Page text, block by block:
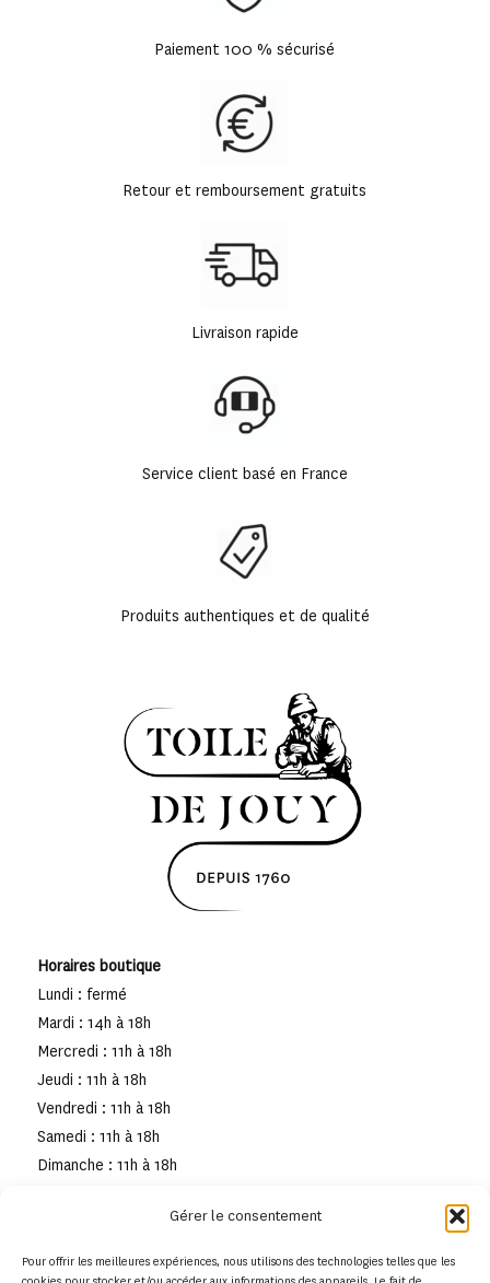
Gérer le consentement
Pour offrir les meilleures expériences, nous utilisons des technologies telles que les
Paiement 100 % sécurisé
Retour et remboursement gratuits
Livraison rapide
Service client basé en France
Produits authentiques et de qualité
Horaires boutique
Lundi : fermé
Mardi : 14h à 18h
Mercredi : 11h à 18h
Jeudi : 11h à 18h
Vendredi : 11h à 18h
Samedi : 11h à 18h
Dimanche : 11h à 18h